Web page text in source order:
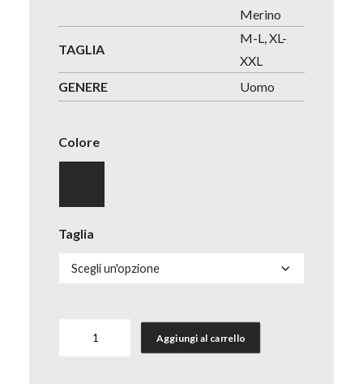
Merino
TAGLIA
M-L, XL-
XXL
GENERE
Uomo
Colore
Taglia
Aggiungi al carrello